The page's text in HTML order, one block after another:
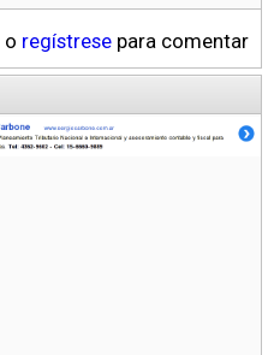
o regístrese para comentar